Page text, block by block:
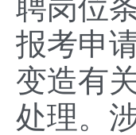
聘岗位
报考申
变造有
处理。